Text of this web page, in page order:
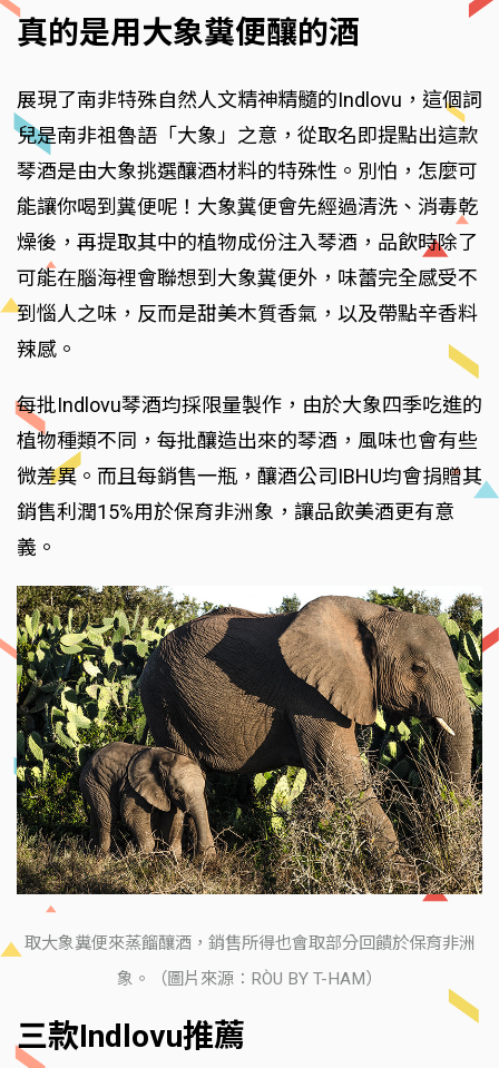
真的是用大象糞便釀的酒
展現了南非特殊自然人文精神精髓的Indlovu，這個詞
兒是南非祖魯語「大象」之意，從取名即提點出這款
琴酒是由大象挑選釀酒材料的特殊性。別怕，怎麼可
能讓你喝到糞便呢！大象糞便會先經過清洗、消毒乾
燥後，再提取其中的植物成份注入琴酒，品飲時除了
可能在腦海裡會聯想到大象糞便外，味蕾完全感受不
到惱人之味，反而是甜美木質香氣，以及帶點辛香料
辣感。
每批Indlovu琴酒均採限量製作，由於大象四季吃進的
植物種類不同，每批釀造出來的琴酒，風味也會有些
微差異。而且每銷售一瓶，釀酒公司IBHU均會捐贈其
銷售利潤15%用於保育非洲象，讓品飲美酒更有意
義。
取大象糞便來蒸餾釀酒，銷售所得也會取部分回饋於保育非洲
象。（圖片來源：RÒU BY T-HAM）
三款Indlovu推薦